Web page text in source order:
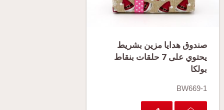
صندوق هدايا مزين بشريط
يحتوي على 7 حلقات بنقاط
بولكا
BW669-1